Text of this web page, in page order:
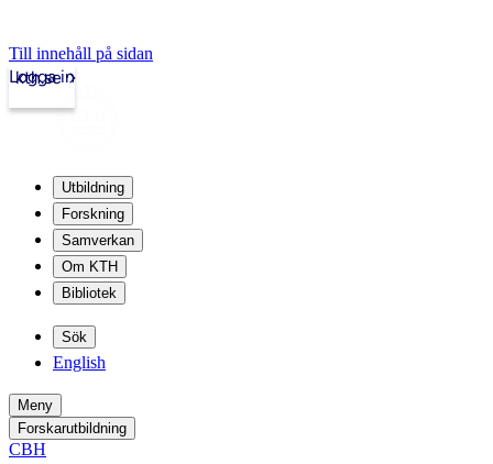
Till innehåll på sidan
kth.se
Logga in
Utbildning
Forskning
Samverkan
Om KTH
Bibliotek
Sök
English
Meny
Forskarutbildning
CBH